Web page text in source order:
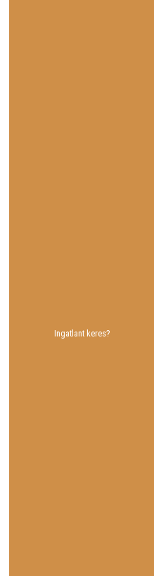
Ingatlant keres?